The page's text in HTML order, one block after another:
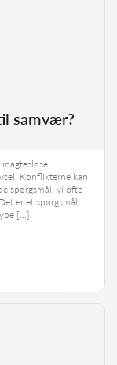
samvær?
Konflikterne kan
spørgsmål, vi ofte
er et spørgsmål,
[…]